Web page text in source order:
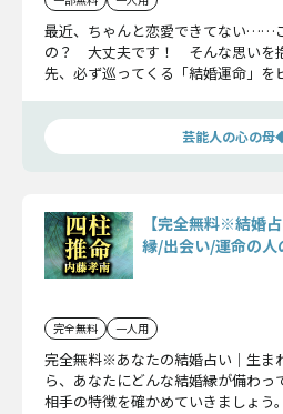
最近、ちゃんと恋愛できてない……
の？ 大丈夫です！ そんな思いを
先、必ず巡ってくる「結婚運命」
芸能人の心の母
【完全無料※結婚
縁/出会い/運命の人
完全無料 一人用
完全無料※あなたの結婚占い｜生ま
ら、あなたにどんな結婚縁が備わっ
相手の特徴を確かめていきましょう